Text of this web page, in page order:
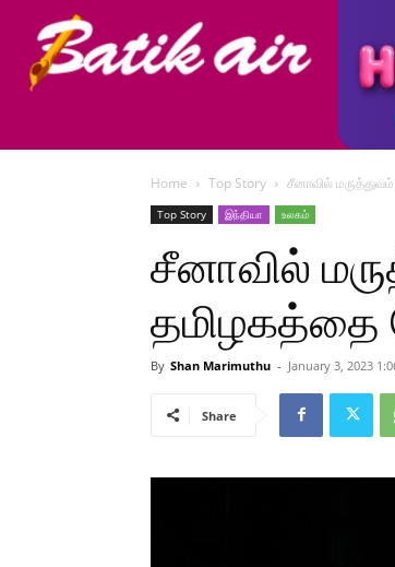
Home Top Story சீனாவில்
Top Story இந்தியா உலகம்
சீனாவில்
தமிழகத்தை
By Shan Marimuthu - January 3, 2023
Share